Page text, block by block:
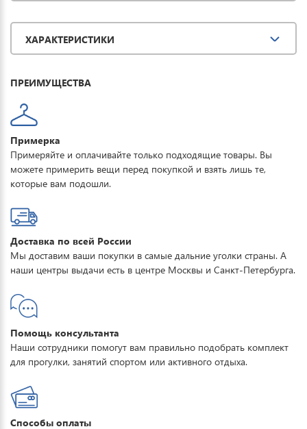
превосходную защиту при мокром снеге или ледяном дожде и
оперативно отводит влагу от тела наружу, сохраняя тепло и
комфорт. Купить горнолыжный анорак женский LAFOR можно
ХАРАКТЕРИСТИКИ
ПРЕИМУЩЕСТВА
Примерка
Примеряйте и оплачивайте только подходящие товары. Вы
можете примерить вещи перед покупкой и взять лишь те,
которые вам подошли.
Доставка по всей России
Мы доставим ваши покупки в самые дальние уголки страны. А
наши центры выдачи есть в центре Москвы и Санкт-Петербурга.
Помощь консультанта
Наши сотрудники помогут вам правильно подобрать комплект
для прогулки, занятий спортом или активного отдыха.
Способы оплаты